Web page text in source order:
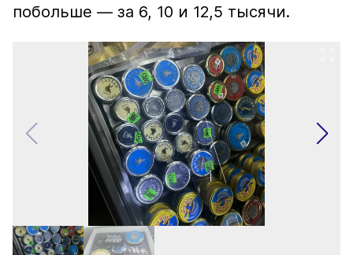
побольше — за 6, 10 и 12,5 тысячи.